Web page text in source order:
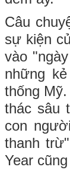
Câu
sự kiện
vào
những
thống
thác sâu
con
thanh
Year